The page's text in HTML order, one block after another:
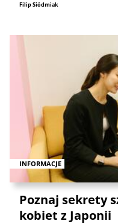
Filip Siódmiak
INFORMACJE
Poznaj sekrety
kobiet z Japonii